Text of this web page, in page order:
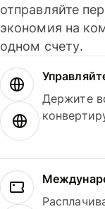
отправляйте
экономия на
одном счету.
Держите